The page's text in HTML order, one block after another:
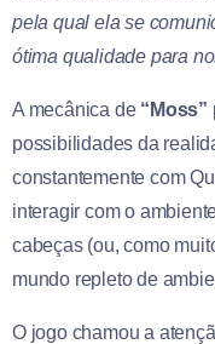
pela qual ela se
ótima qualidade para
A mecânica de “Moss”
possibilidades da
constantemente com
interagir com o
cabeças (ou, como
mundo repleto de
O jogo chamou a